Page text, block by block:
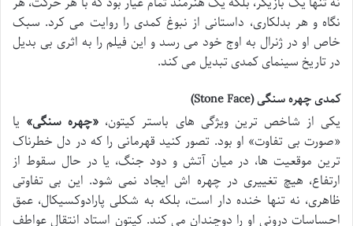
نگاه و هر بدلکاری، داستانی از نبوغ کمدی را روایت می کرد. سبک
خاص او در ژنرال به اوج خود می رسد و این فیلم را به اثری بی بدیل
در تاریخ سینمای کمدی تبدیل می کند.
کمدی چهره سنگی (Stone Face)
یکی از شاخص ترین ویژگی های باستر کیتون، «چهره سنگی» یا
«صورت بی تفاوت» او بود. تصور کنید قهرمانی را که در دل خطرناک
ترین موقعیت ها، در میان آتش و دود جنگ، یا در حال سقوط از
ارتفاع، هیچ تغییری در چهره اش ایجاد نمی شود. این بی تفاوتی
ظاهری، نه تنها خنده دار است، بلکه به شکلی پارادوکسیکال، عمق
احساسات درونی او را دوچندان می کند. کیتون استاد انتقال عواطف